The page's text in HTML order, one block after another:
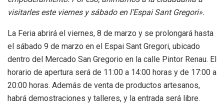
visitarles este viernes y sábado en l’Espai Sant Gregori».
La Feria abrirá el viernes, 8 de marzo y se prolongará hasta
el sábado 9 de marzo en el Espai Sant Gregori, ubicado
dentro del Mercado San Gregorio en la calle Pintor Renau. El
horario de apertura será de 11:00 a 14:00 horas y de 17:00 a
20:00 horas. Además de venta de productos artesanos,
habrá demostraciones y talleres, y la entrada será libre.